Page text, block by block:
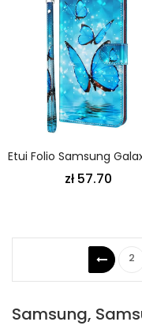
zł 57.70
2
Samsung,